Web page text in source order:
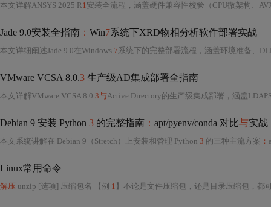
本文详解ANSYS 2025 R1安装全流程，涵盖硬件兼容性校验（CPU微架构、AVX-512支持）、磁盘分区
Jade 9.0安装全指南 ： Win7系统下XRD物相分析软件部署实战
本文详细阐述Jade 9.0在Windows 7系统下的完整部署流程，涵盖环境准备、DLL补丁注入（
VMware VCSA 8.0.3 生产级AD集成部署全指南
本文详解VMware VCSA 8.0.3与Active Directory的生产级集成部署，涵盖LDAPS强制要求、DNS SRV记录验证、域功能级别（≥2012 R2）、OU结构预设、时间同步（≤5分钟）、SSL证书信任链配置及JSON模
Debian 9 安装 Python 3 的完整指南 ： apt/pyenv/conda 对比与实战
本文系统讲解在 Debian 9（Stretch）上安装和管理 Python 3 的三种主流方案 ：
Linux常用命令
解压 unzip [选项] 压缩包名 【例 1 】不论是文件压缩包，还是目录压缩包，都